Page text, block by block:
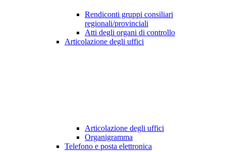
Rendiconti gruppi consiliari
regionali/provinciali
Atti degli organi di controllo
Articolazione degli uffici
Articolazione degli uffici
Organigramma
Telefono e posta elettronica